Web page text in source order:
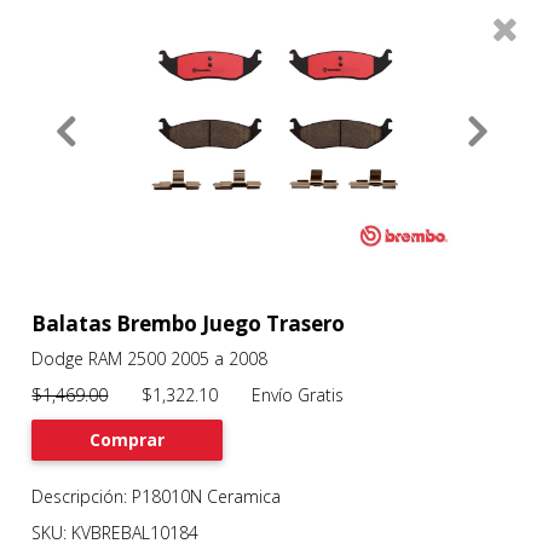
0
Previous
Balatas Brembo Juego Trasero
Dodge RAM 2500 2005 a 2008
$1,469.00$1,322.10 Envío Gratis
Comprar
Descripción: P18010N Ceramica
SKU: KVBREBAL10184